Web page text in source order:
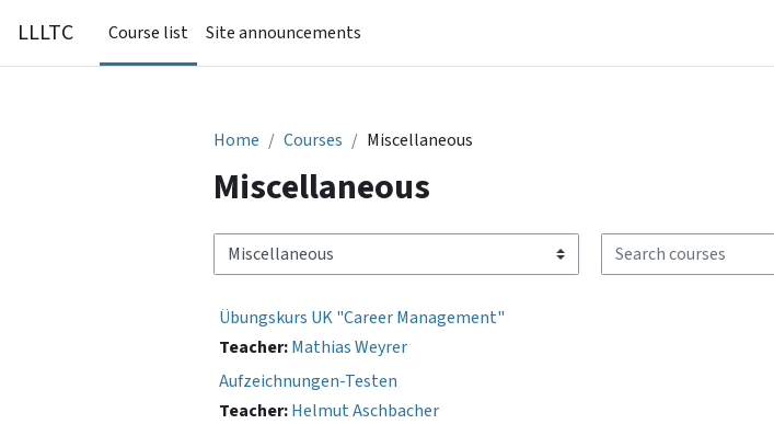
LLLTC Course list Site announcements
Home Courses Miscellaneous
Miscellaneous
Course categories
Search courses
Übungskurs UK "Career Management"
Teacher:Mathias Weyrer
Aufzeichnungen-Testen
Teacher:Helmut Aschbacher